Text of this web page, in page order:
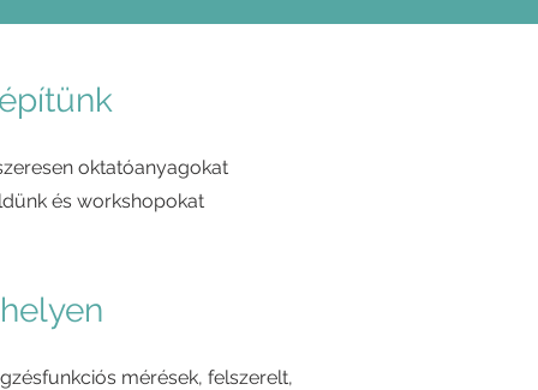
oktatóanyagokat
és workshopokat
mérések, felszerelt,